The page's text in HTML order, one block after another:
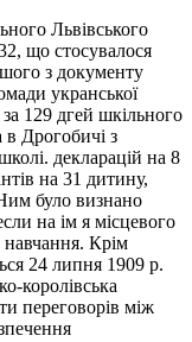
Львівського
що стосувалося
з документу
укранської
за 129 дгей шкільного
в Дрогобичі з
декларацій на 8
на 31 дитину,
було визнано
на ім я мiсцевого
Крім
24 липня 1909 р.
королівська
переговорів між